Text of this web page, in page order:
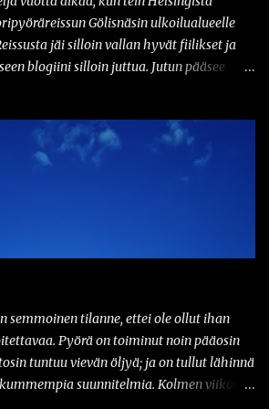
kelpaa täällä suomessa. Vaikka tuo
Gölisnäsin ulkoilualueelle
jäi silloin vallan hyvät fiilikset ja
blogiini silloin juttua. Jutun pääsee
tän taannoisen seikkailun innoittamana
pakkaamalla pyörän kyytiin
kotoa tuonne laavulle on sellaiset
joten mistään älyttömän pitkästä
No, kamat rinkkaan ja rinkka
sitten raskasta käsi...
semmoinen tilanne, ettei ole ollut ihan
Pyörä on toiminut noin pääosin
tuntuu vievän öljyä; ja on tullut lähinnä
suunnitelmia. Kolmen viikon